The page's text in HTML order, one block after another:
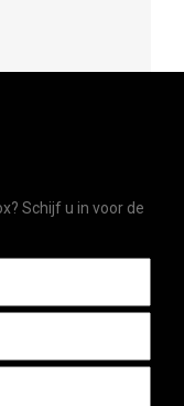
Schijf u in voor de